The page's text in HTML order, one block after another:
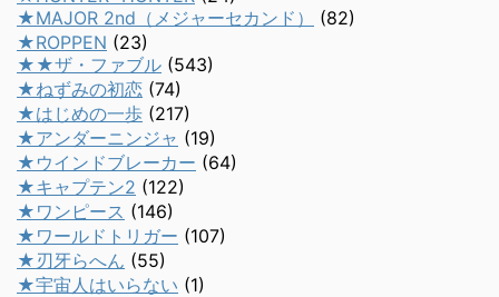
★MAJOR 2nd（メジャーセカンド）
(82)
★ROPPEN (23)
★★ザ・ファブル (543)
★ねずみの初恋 (74)
★はじめの一歩 (217)
★アンダーニンジャ (19)
★ウインドブレーカー (64)
★キャプテン2 (122)
★ワンピース (146)
★ワールドトリガー (107)
★刃牙らへん (55)
★宇宙人はいらない (1)